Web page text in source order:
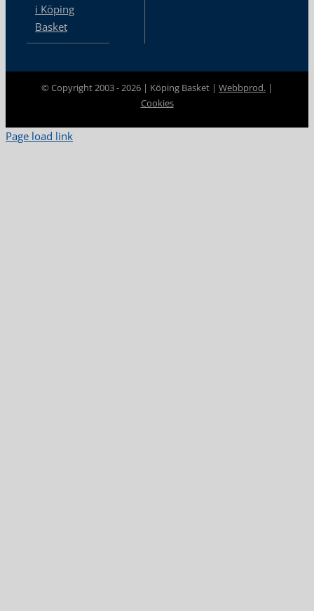
i Köping
Basket
© Copyright 2003 -2026 | Köping Basket | Webbprod. |
Cookies
Page load link